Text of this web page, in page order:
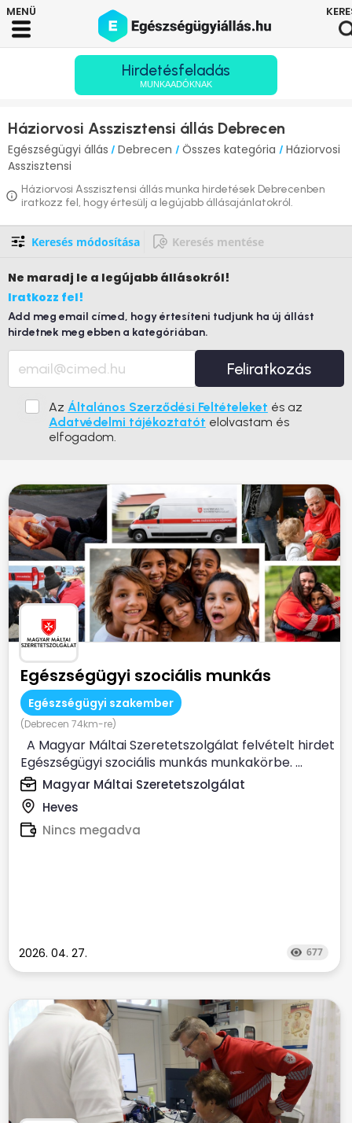
Hirdetésfeladás
MUNKAADÓKNAK
Háziorvosi Asszisztensi állás Debrecen
Egészségügyi állás / Debrecen / Összes kategória / Háziorvosi
Asszisztensi
Háziorvosi Asszisztensi állás munka hirdetések Debrecenben
iratkozz fel, hogy értesülj a legújabb állásajánlatokról.
Keresés módosítása Keresés mentése
Ne maradj le a legújabb állásokról!
Iratkozz fel!
Add meg email címed, hogy értesíteni tudjunk ha új állást
hirdetnek meg ebben a kategóriában.
Feliratkozás
Az Általános Szerződési Feltételeket és az
Adatvédelmi tájékoztatót elolvastam és
elfogadom.
Egészségügyi szociális munkás
Egészségügyi szakember
(Debrecen 74km-re)
A Magyar Máltai Szeretetszolgálat felvételt hirdet
Egészségügyi szociális munkás munkakörbe. ...
Magyar Máltai Szeretetszolgálat
Heves
Nincs megadva
2026. 04. 27. 677